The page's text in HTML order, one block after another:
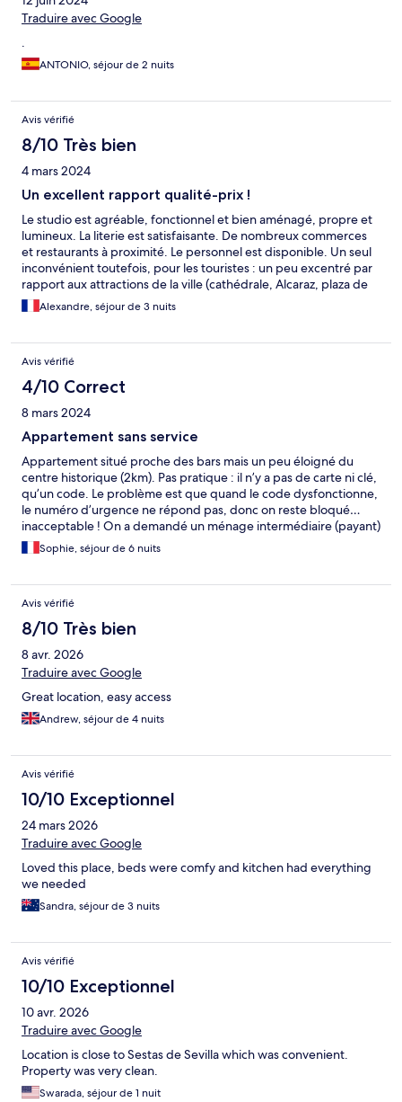
Traduire avec Google
.
ANTONIO, séjour de 2 nuits
Avis vérifié
8/10 Très bien
4 mars 2024
Un excellent rapport qualité-prix !
Le studio est agréable, fonctionnel et bien aménagé, propre et
lumineux. La literie est satisfaisante. De nombreux commerces
et restaurants à proximité. Le personnel est disponible. Un seul
inconvénient toutefois, pour les touristes : un peu excentré par
rapport aux attractions de la ville (cathédrale, Alcaraz, plaza de
Espana). Prévoir 25 à 40mn de marche. J’ai passé malgré tout un
très bon séjour (3 nuits), pour un tarif raisonnable et attractif.
Alexandre, séjour de 3 nuits
Avis vérifié
4/10 Correct
8 mars 2024
Appartement sans service
Appartement situé proche des bars mais un peu éloigné du
centre historique (2km). Pas pratique : il n’y a pas de carte ni clé,
qu’un code. Le problème est que quand le code dysfonctionne,
le numéro d’urgence ne répond pas, donc on reste bloqué…
inacceptable ! On a demandé un ménage intermédiaire (payant)
mais il n’a pas été fait … La piscine sur le toit est vraiment très
petite (taille d’une baignoire). De plus la chambre n’était pas
même à 15h30 la chambre n’était toujours pas faite. Manque de
professionnalisme . Nous ne recommandons pas …
Sophie, séjour de 6 nuits
Avis vérifié
8/10 Très bien
8 avr. 2026
Traduire avec Google
Great location, easy access
Andrew, séjour de 4 nuits
Avis vérifié
10/10 Exceptionnel
24 mars 2026
Traduire avec Google
Loved this place, beds were comfy and kitchen had everything
we needed
Sandra, séjour de 3 nuits
Avis vérifié
10/10 Exceptionnel
10 avr. 2026
Traduire avec Google
Location is close to Sestas de Sevilla which was convenient.
Property was very clean.
Swarada, séjour de 1 nuit